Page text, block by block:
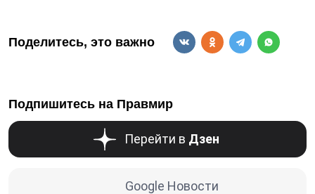
Поделитесь, это важно
Подпишитесь на Правмир
Перейти в Дзен
Google Новости